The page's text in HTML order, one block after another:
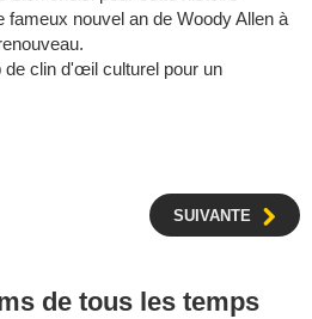
nouvel an de Woody Allen à
de clin d'œil culturel pour un
SUIVANTE
de tous les temps